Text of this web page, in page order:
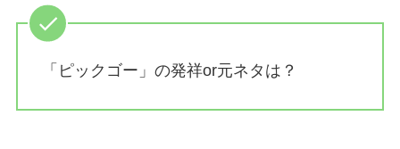
「ピックゴー」の発祥or元ネタは？